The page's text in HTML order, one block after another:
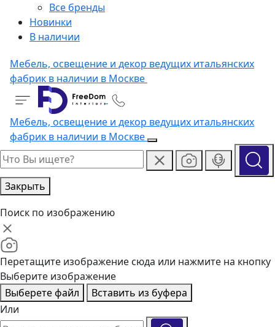
Все бренды
Новинки
В наличии
Мебель, освещение и декор ведущих итальянских
фабрик в наличии в Москве
Мебель, освещение и декор ведущих итальянских
фабрик в наличии в Москве
Закрыть
Поиск по изображению
Перетащите изображение сюда или нажмите на кнопку
Выберите изображение
Выберете файл
Вставить из буфера
Или